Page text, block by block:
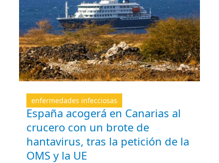
enfermedades infecciosas
España acogerá en Canarias al
crucero con un brote de
hantavirus, tras la petición de la
OMS y la UE